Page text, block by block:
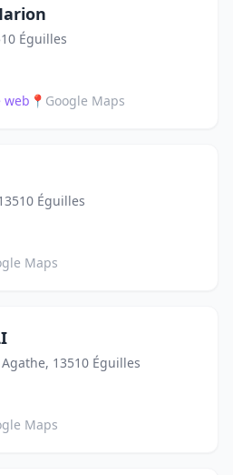
Éguilles
web 📍 Google Maps
Éguilles
Maps
13510 Éguilles
Maps